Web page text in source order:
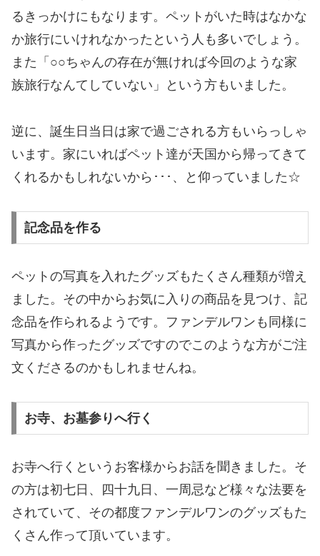
るきっかけにもなります。ペットがいた時はなかな
か旅行にいけれなかったという人も多いでしょう。
また「○○ちゃんの存在が無ければ今回のような家
族旅行なんてしていない」という方もいました。
逆に、誕生日当日は家で過ごされる方もいらっしゃ
います。家にいればペット達が天国から帰ってきて
くれるかもしれないから･･･、と仰っていました☆
記念品を作る
ペットの写真を入れたグッズもたくさん種類が増え
ました。その中からお気に入りの商品を見つけ、記
念品を作られるようです。ファンデルワンも同様に
写真から作ったグッズですのでこのような方がご注
文くださるのかもしれませんね。
お寺、お墓参りへ行く
お寺へ行くというお客様からお話を聞きました。そ
の方は初七日、四十九日、一周忌など様々な法要を
されていて、その都度ファンデルワンのグッズもた
くさん作って頂いています。